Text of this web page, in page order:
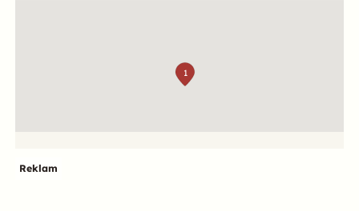
1
Reklam